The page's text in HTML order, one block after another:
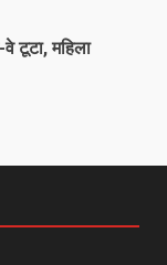
वे टूटा, महिला